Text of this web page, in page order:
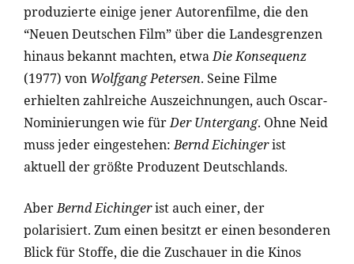
produzierte einige jener Autorenfilme, die den
“Neuen Deutschen Film” über die Landesgrenzen
hinaus bekannt machten, etwaDie Konsequenz
(1977) von Wolfgang Petersen. Seine Filme
erhielten zahlreiche Auszeichnungen, auch Oscar-
Nominierungen wie fürDer Untergang. Ohne Neid
muss jeder eingestehen:Bernd Eichingerist
aktuell der größte Produzent Deutschlands.
AberBernd Eichingerist auch einer, der
polarisiert. Zum einen besitzt er einen besonderen
Blick für Stoffe, die die Zuschauer in die Kinos